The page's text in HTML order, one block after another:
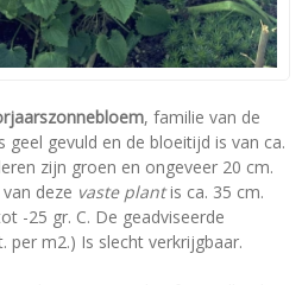
, familie van de
geel gevuld en de bloeitijd is van ca.
zijn groen en ongeveer 20 cm.
deze vaste plantis ca. 35 cm.
-25 gr. C. De geadviseerde
per m2.) Is slecht verkrijgbaar.